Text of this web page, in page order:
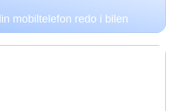
mobiltelefon redo i bilen